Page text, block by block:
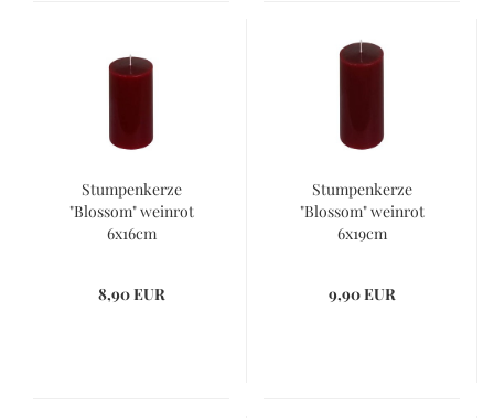
Stumpenkerze
"Blossom" weinrot
6x16cm
8,90 EUR
Stumpenkerze
"Blossom" weinrot
6x19cm
9,90 EUR